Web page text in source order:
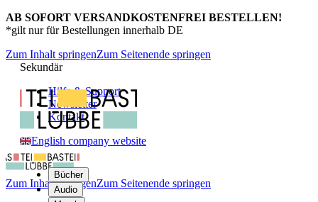
AB SOFORT VERSANDKOSTENFREI BESTELLEN!
*gilt nur für Bestellungen innerhalb DE
Zum Inhalt springenZum Seitenende springen
Sekundär
Hilfe & Support
Newsletter
Kontakt
English company website
Bücher
Audio
Zum Inhalt springenZum Seitenende springen